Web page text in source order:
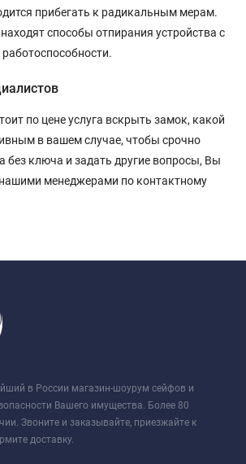
прибегать к радикальным мерам.
способы отпирания устройства с
по цене услуга вскрыть замок, какой
в вашем случае, чтобы срочно
без ключа и задать другие вопросы, Вы
менеджерами по контактному
в России магазин-шоурум сейфов и
Вашего имущества. Более 80
Звоните и заказывайте, приезжайте к
доставку.